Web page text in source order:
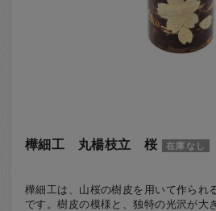
樺細工 丸楊枝立 桜 在庫なし
樺細工は、山桜の樹皮を用いて作られ
です。樹皮の模様と、独特の光沢が大